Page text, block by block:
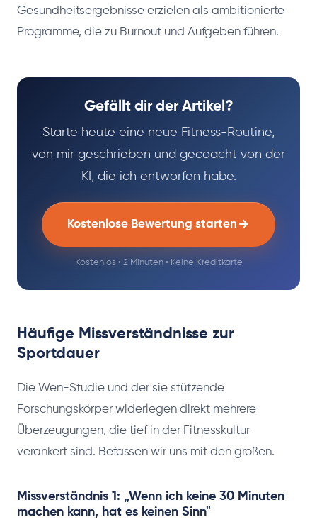
Gesundheitsergebnisse erzielen als ambitionierte
Programme, die zu Burnout und Aufgeben führen.
Gefällt dir der Artikel?
Starte heute eine neue Fitness-Routine,
von mir geschrieben und gecoacht von der
KI, die ich entworfen habe.
Kostenlose Bewertung starten
Kostenlos • 2 Minuten • Keine Kreditkarte
Häufige Missverständnisse zur
Sportdauer
Die Wen-Studie und der sie stützende
Forschungskörper widerlegen direkt mehrere
Überzeugungen, die tief in der Fitnesskultur
verankert sind. Befassen wir uns mit den großen.
Missverständnis 1: „Wenn ich keine 30 Minuten
machen kann, hat es keinen Sinn"